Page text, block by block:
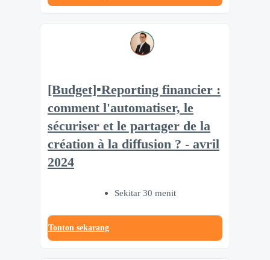
[Budget]▪️Reporting financier :
comment l'automatiser, le
sécuriser et le partager de la
création à la diffusion ? - avril
2024
Sekitar 30 menit
Tonton sekarang